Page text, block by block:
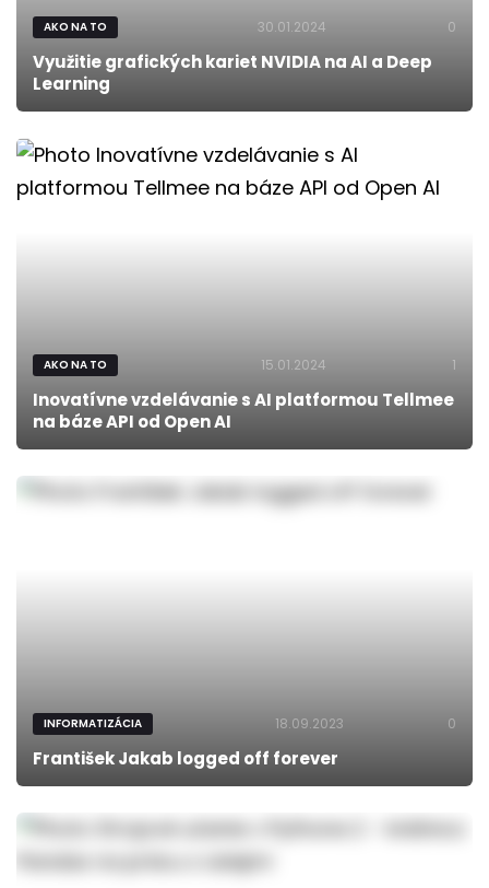
AKO NA TO 30.01.2024 0
Využitie grafických kariet NVIDIA na AI a Deep
Learning
AKO NA TO 15.01.2024 1
Inovatívne vzdelávanie s AI platformou Tellmee
na báze API od Open AI
INFORMATIZÁCIA 18.09.2023 0
František Jakab logged off forever